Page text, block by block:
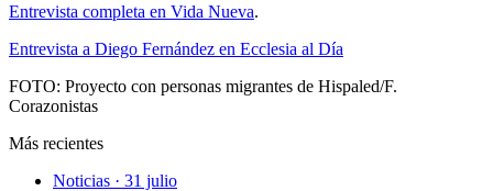
Entrevista completa en Vida Nueva.
Entrevista a Diego Fernández en Ecclesia al Día
FOTO: Proyecto con personas migrantes de Hispaled/F.
Corazonistas
Más recientes
Noticias · 31 julio